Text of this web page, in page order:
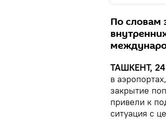
По словам
ТАШКЕНТ, 24
в
закрытие
привели к
ситуация с